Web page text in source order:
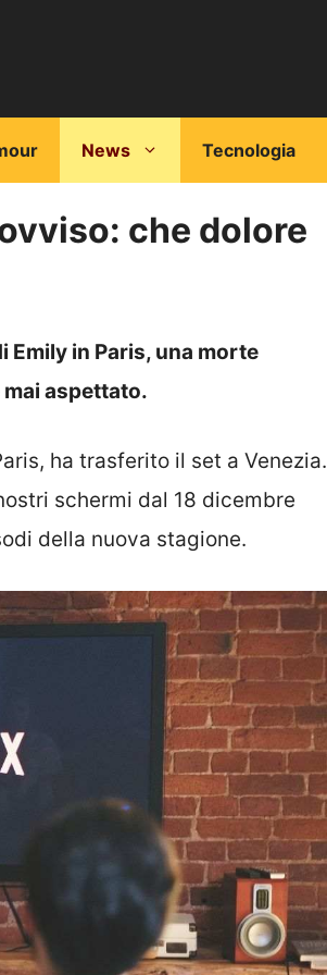
News Tecnologia
che dolore
Emily in Paris, una morte
aspettato.
ha trasferito il set a Venezia.
schermi dal 18 dicembre
della nuova stagione.